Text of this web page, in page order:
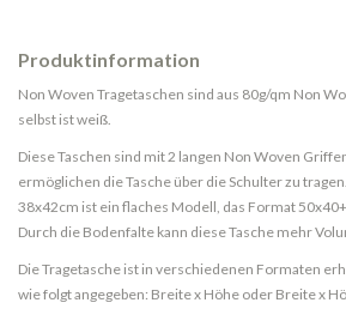
Produktinformation
Non Woven Tragetaschen sind aus 80g/qm Non
selbst ist weiß.
Diese Taschen sind mit 2 langen Non Woven
ermöglichen die Tasche über die Schulter zu
38x42cm ist ein flaches Modell, das Format
Durch die Bodenfalte kann diese Tasche mehr
Die Tragetasche ist in verschiedenen Formaten
wie folgt angegeben: Breite x Höhe oder Breite x